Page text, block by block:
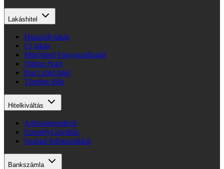
Lakáshitel
Használt lakás
Új lakás
Minősített Fogyasztóbarát
Otthon Start
Piaci zöld hitel
Türelmi idős
Hitelkiváltás
Adósságrendező
Személyi kiváltás
Szabad felhasználású
Bankszámla